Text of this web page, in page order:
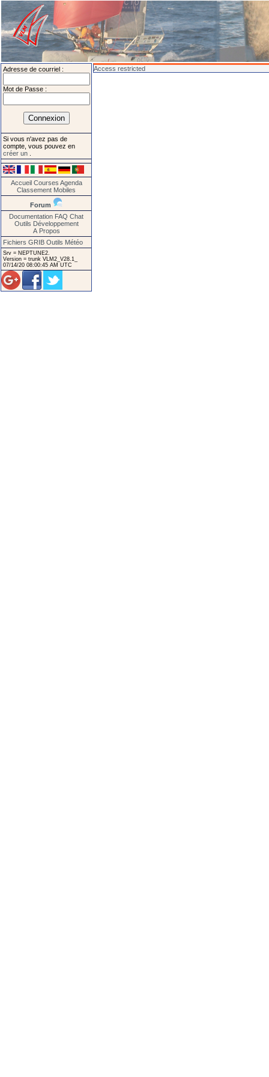
Adresse de courriel :
Mot de Passe :
Si vous n'avez pas de
compte, vous pouvez en
créer un
Accueil Courses Agenda
Classement Mobiles
Forum
Documentation FAQ Chat
Outils Développement
A Propos
Fichiers GRIB Outils Météo
Srv = NEPTUNE2.
Version = trunk VLM2_V28.1_
07/14/20 08:00:45 AM UTC
Access restricted